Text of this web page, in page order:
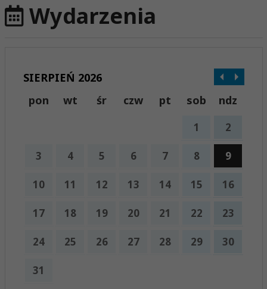
Wydarzenia
SIERPIEŃ 2026
pon
wt śr czw pt sob ndz
1 2
3 4 5 6 7 8 9
10 11 12 13 14 15 16
17 18 19 20 21 22 23
24 25 26 27 28 29 30
31